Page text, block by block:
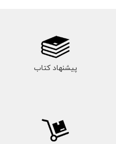
پیشنهاد کتاب